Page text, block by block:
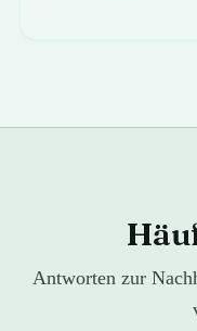
Antworten zur